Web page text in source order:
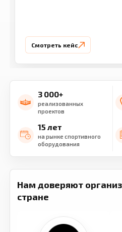
Смотреть кейс
3 000+
реализованных
проектов
15 лет
на рынке спортивного
оборудования
Нам доверяют
стране